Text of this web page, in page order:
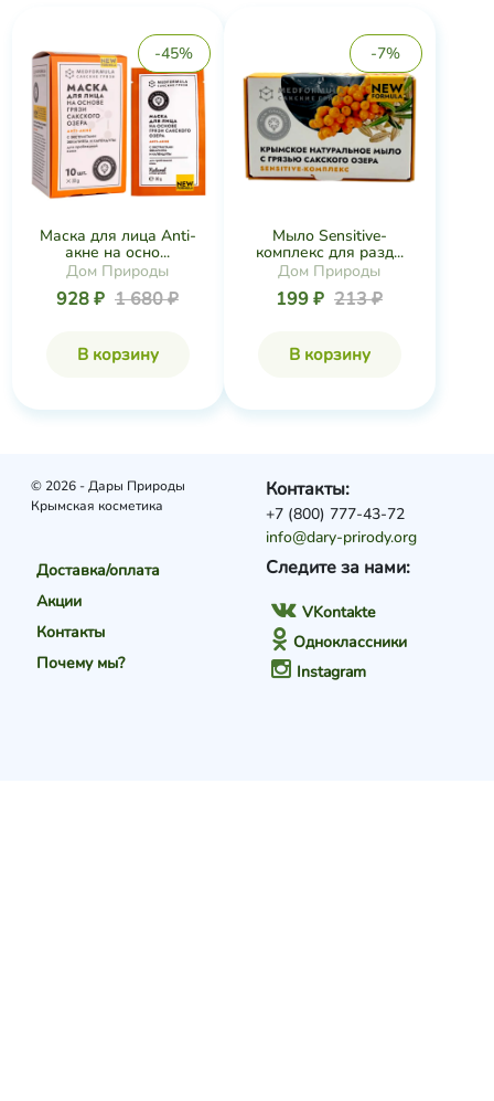
-45%
Маска для лица Anti-
акне на осно...
Дом Природы
928 ₽ 1 680 ₽
В корзину
-7%
Мыло Sensitive-
комплекс для разд...
Дом Природы
199 ₽ 213 ₽
В корзину
© 2026 - Дары Природы
Крымская косметика
Доставка/оплата
Акции
Контакты
Почему мы?
Следите за нами:
VKontakte
Одноклассники
Instagram
Контакты:
+7 (800) 777-43-72
info@dary-prirody.org